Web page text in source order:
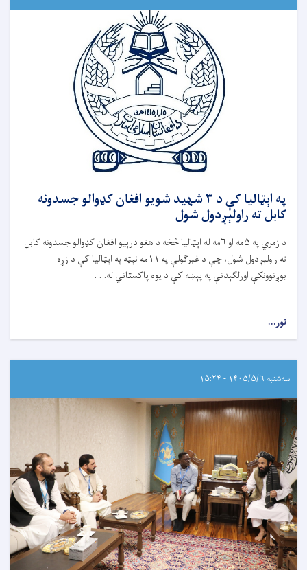
په اېټالیا کې د ۳ شهید شویو افغان کډوالو جسدونه
کابل ته راولېږدول شول
د زمري په ۵مه او ۶مه له اېټالیا څخه د هغو درېیو افغان کډوالو جسدونه کابل
ته راولېږدول شول، چې د غبرګولې په ۱۱مه نېټه په اېټالیا کې د زړه
بوږنوونکې اورلګېدنې په پېښه کې د یوه پاکستاني له. . .
نور...
سه‌شنبه ۱۴۰۵/۵/۶ - ۱۵:۲۴